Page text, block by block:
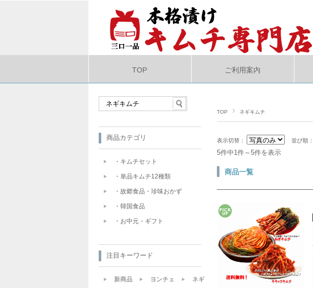
TOP ご利用案内
TOP ネギキムチ
表示切替： 並び順：
5件中1件～5件を表示
商品一覧
商品カテゴリ
・キムチセット
・単品キムチ12種類
・故郷食品・珍味おかず
・韓国食品
・お中元・ギフト
注目キーワード
新商品 ヨンチェ
ネギ